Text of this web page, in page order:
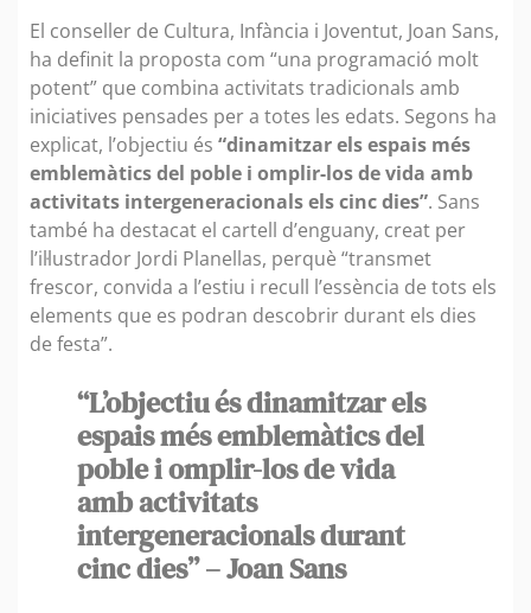
El conseller de Cultura, Infància i Joventut, Joan Sans,
ha definit la proposta com “una programació molt
potent” que combina activitats tradicionals amb
iniciatives pensades per a totes les edats. Segons ha
explicat, l’objectiu és “dinamitzar els espais més
emblemàtics del poble i omplir-los de vida amb
activitats intergeneracionals els cinc dies”. Sans
també ha destacat el cartell d’enguany, creat per
l’il·lustrador Jordi Planellas, perquè “transmet
frescor, convida a l’estiu i recull l’essència de tots els
elements que es podran descobrir durant els dies
de festa”.
“L’objectiu és dinamitzar els
espais més emblemàtics del
poble i omplir-los de vida
amb activitats
intergeneracionals durant
cinc dies” – Joan Sans